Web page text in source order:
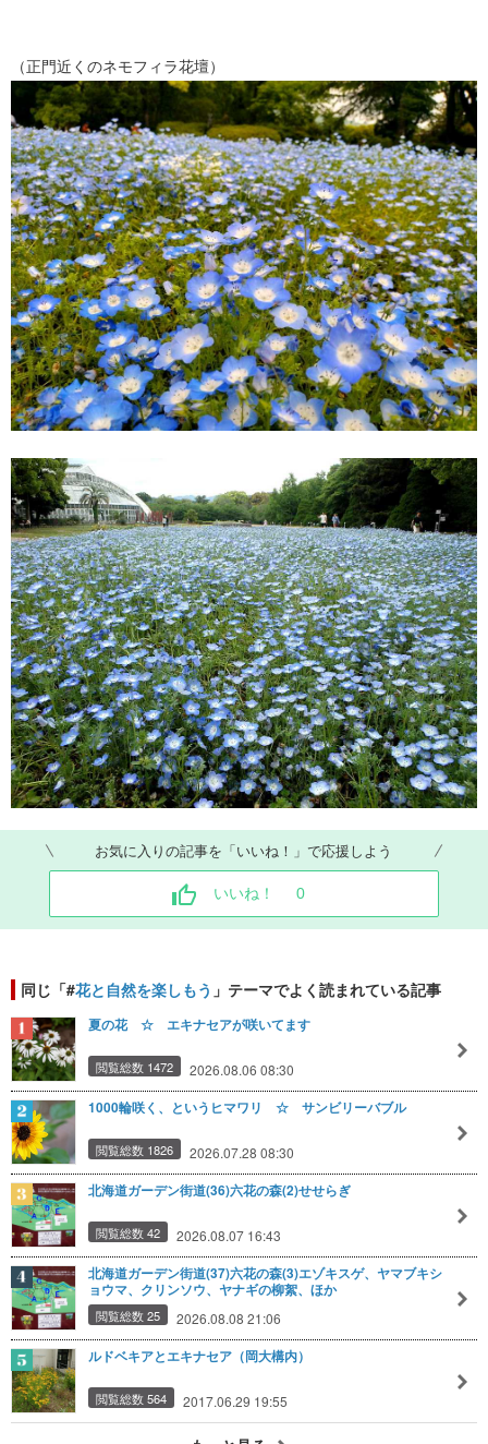
（正門近くのネモフィラ花壇）
お気に入りの記事を「いいね！」で応援しよう
いいね！ 0
同じ「#花と自然を楽しもう 」テーマでよく読まれている記事
夏の花 ☆ エキナセアが咲いてます
閲覧総数 1472 2026.08.06 08:30
1000輪咲く、というヒマワリ ☆ サンビリーバブル
閲覧総数 1826 2026.07.28 08:30
北海道ガーデン街道(36)六花の森(2)せせらぎ
閲覧総数 42 2026.08.07 16:43
北海道ガーデン街道(37)六花の森(3)エゾキスゲ、ヤマブキシ
ョウマ、クリンソウ、ヤナギの柳絮、ほか
閲覧総数 25 2026.08.08 21:06
ルドベキアとエキナセア（岡大構内）
閲覧総数 564 2017.06.29 19:55